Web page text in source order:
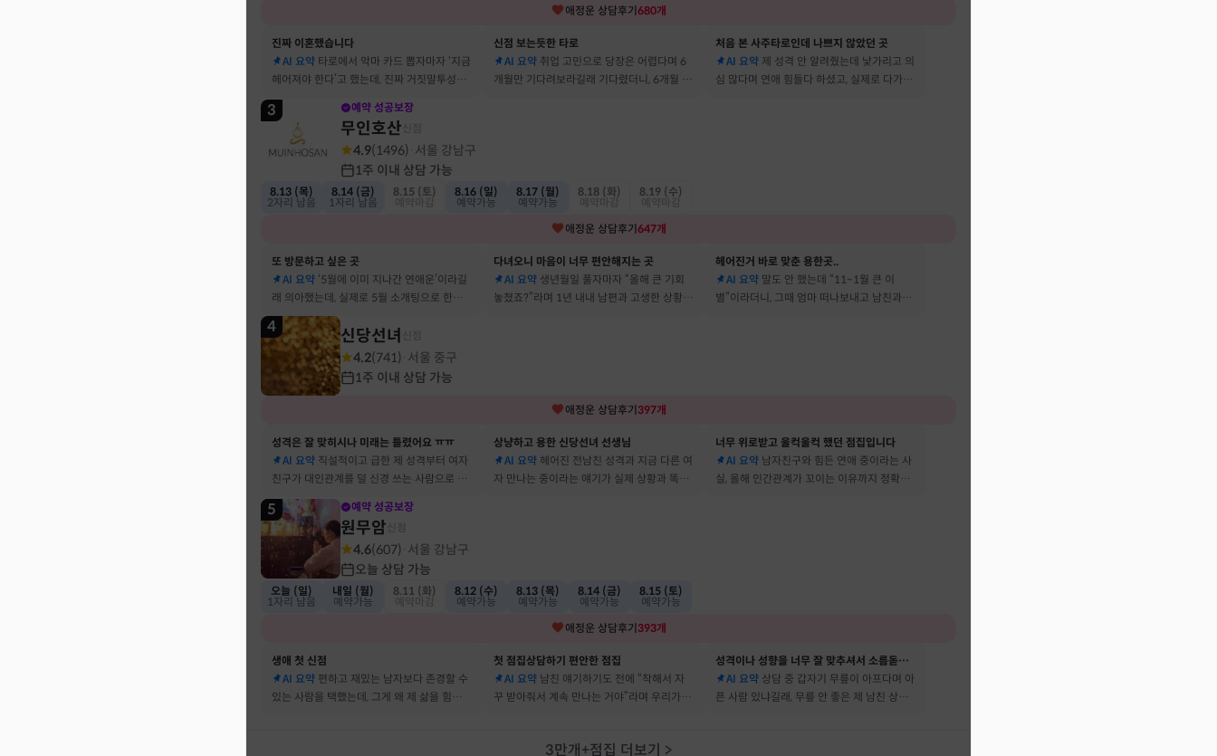
애정운 상담후기 680개
진짜 이혼했습니다
AI 요약 타로에서 악마 카드 뽑자마자 ‘지금
헤어져야 한다’고 했는데, 진짜 거짓말투성이
결혼 생활 끝에 이혼 숙고 중이에요
신점 보는듯한 타로
AI 요약 취업 고민으로 당장은 어렵다며 6
개월만 기다려보라길래 기다렸더니, 6개월 뒤
처음 본 사주타로인데 나쁘지 않았던 곳
AI 요약 제 성격 안 알려줬는데 낯가리고 의
심 많다며 연애 힘들다 하셨고, 실제로 다가온
3 예약 성공보장
무인호산
4.9(1496) 서울 강남구
1주 이내 상담 가능
8.13 (목)
2자리 남음
8.14 (금)
1자리 남음
8.15 (토)
8.16 (일)
예약가능
8.17 (월)
예약가능
8.18 (화)
8.19 (수)
애정운 상담후기 647개
또 방문하고 싶은 곳
AI 요약 ‘5월에 이미 지나간 연애운’이라길
래 의아했는데, 실제로 5월 소개팅으로 한참
고민했던 사람이 있었어요
다녀오니 마음이 너무 편안해지는 곳
AI 요약 생년월일 풀자마자 “올해 큰 기회
놓쳤죠?”라며 1년 내내 남편과 고생한 상황을
헤어진거 바로 맞춘 용한곳..
AI 요약 말도 안 했는데 “11~1월 큰 이
별”이라더니, 그때 엄마 떠나보내고 남친과도
4 신당선녀
4.2(741) 서울 중구
1주 이내 상담 가능
애정운 상담후기 397개
성격은 잘 맞히시나 미래는 틀렸어요 ㅠㅠ
AI 요약 직설적이고 급한 제 성격부터 여자
친구가 대인관계를 덜 신경 쓰는 사람으로 바
뀔 거란 말까지 그대로 현실이 됐어요
상냥하고 용한 신당선녀 선생님
AI 요약 헤어진 전남친 성격과 지금 다른 여
자 만나는 중이라는 얘기가 실제 상황과 똑같
너무 위로받고 울컥울컥 했던 점집입니다
AI 요약 남자친구와 힘든 연애 중이라는 사
실, 올해 인간관계가 꼬이는 이유까지 정확히
5 예약 성공보장
원무암
4.6(607) 서울 강남구
오늘 상담 가능
오늘 (일)
1자리 남음
내일 (월)
예약가능
8.11 (화)
8.12 (수)
예약가능
8.13 (목)
예약가능
8.14 (금)
예약가능
8.15 (토)
예약가능
애정운 상담후기 393개
생애 첫 신점
AI 요약 편하고 재밌는 남자보다 존경할 수
있는 사람을 택했는데, 그게 왜 제 삶을 힘들게
첫 점집상담하기 편안한 점집
AI 요약 남친 얘기하기도 전에 “착해서 자
꾸 받아줘서 계속 만나는 거야”라며 우리가 헤
성격이나 성향을 너무 잘 맞추셔서 소름돋았어요
AI 요약 상담 중 갑자기 무릎이 아프다며 아
픈 사람 있냐길래, 무릎 안 좋은 제 남친 상태
3만개+점집 더보기 >